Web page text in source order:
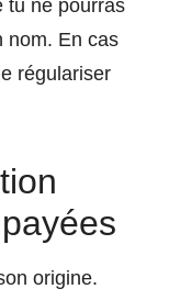
tu ne pourras
nom. En cas
régulariser
origine.